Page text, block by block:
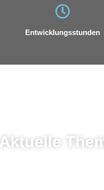
Entwicklungsstunden
Aktuelle